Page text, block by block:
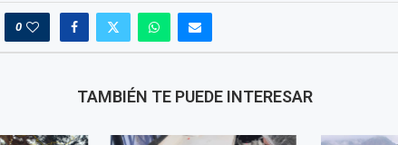
0
TAMBIÉN TE PUEDE INTERESAR